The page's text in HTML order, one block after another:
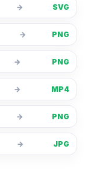
→ SVG
→ PNG
→ PNG
→ MP4
→ PNG
→ JPG